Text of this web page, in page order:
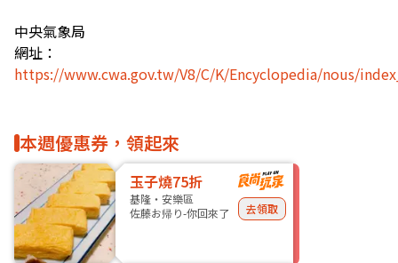
中央氣象局
網址：
https://www.cwa.gov.tw/V8/C/K/Encyclopedia/nous/
本週優惠券，領起來
玉子燒75折
基隆・安樂區
佐藤お帰り-你回來了
去領取